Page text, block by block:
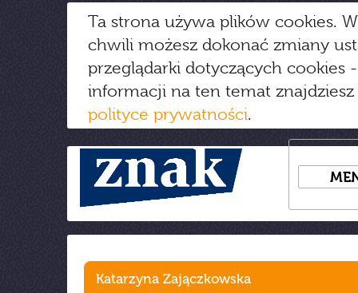
Ta strona używa plików cookies.
chwili możesz dokonać zmiany
przeglądarki dotyczących cookies
informacji na ten temat
polityce prywatności.
Katarzyna Zajączkowska